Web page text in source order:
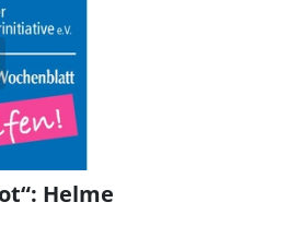
Helme